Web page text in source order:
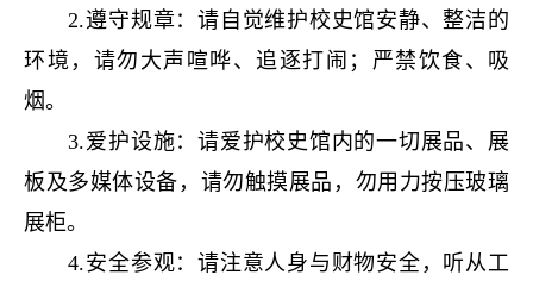
2.遵守规章：请自觉维护校史馆安静、整洁的
环境，请勿大声喧哗、追逐打闹；严禁饮食、吸
烟。
3.爱护设施：请爱护校史馆内的一切展品、展
板及多媒体设备，请勿触摸展品，勿用力按压玻璃
展柜。
4.安全参观：请注意人身与财物安全，听从工